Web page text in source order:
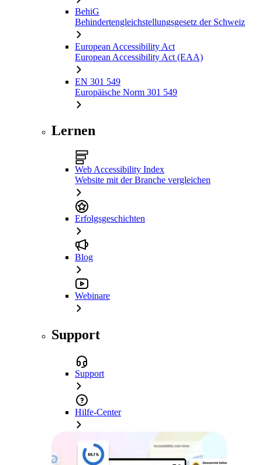
BehiG
Behindertengleichstellungsgesetz der Schweiz
European Accessibility Act
European Accessibility Act (EAA)
EN 301 549
Europäische Norm 301 549
Lernen
Web Accessibility Index
Website mit der Branche vergleichen
Erfolgsgeschichten
Blog
Webinare
Support
Support
Hilfe-Center